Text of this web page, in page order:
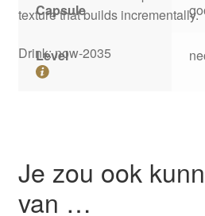
Capsule
Level
texture that builds incrementally.
Drink: now-2035
Je zou ook
van …